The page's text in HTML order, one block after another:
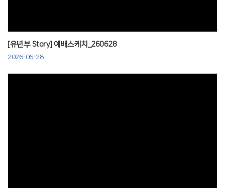
[유년부 Story] 예배스케치_260628
2026-06-28